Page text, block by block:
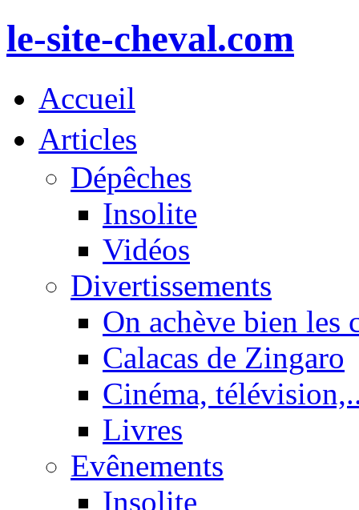
le-site-cheval.com
Accueil
Articles
Dépêches
Insolite
Vidéos
Divertissements
On achève bien les
Calacas de Zingaro
Cinéma,
Livres
Evênements
Insolite